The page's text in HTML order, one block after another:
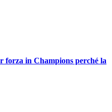
in Champions perché la